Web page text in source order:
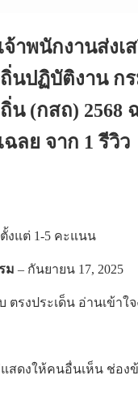
าพนักงานส่งเ
นปฏิบัติงาน กร
น (กสถ) 2568
ฉลย จาก 1 รีวิว
ตั้งแต่ 1-5 คะแนน
ม – กันยายน 17, 2025
ตรงประเด็น อ่านเข้าใจ
สดงให้คนอื่นเห็น ช่อง